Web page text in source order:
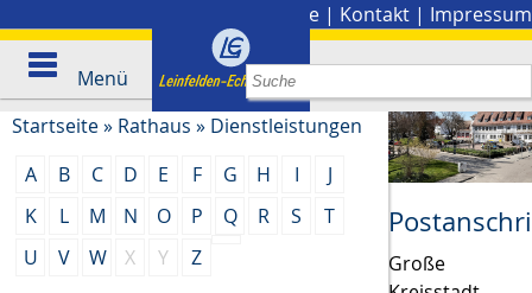
Presse | Kontakt | Impressum
Menü
Startseite» Rathaus » Dienstleistungen
A
B C D E F G H I
J
K
L M N O P Q R S
T
U
V W X Y Z
Große